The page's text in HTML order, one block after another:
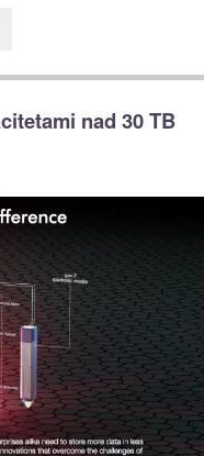
nad 30 TB